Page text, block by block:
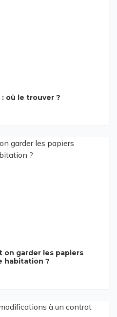
où le trouver ?
on garder les papiers
habitation ?